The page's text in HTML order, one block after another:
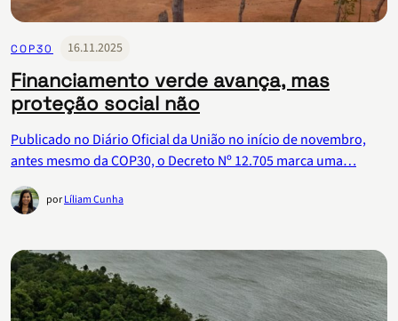
COP30 16.11.2025
Financiamento verde avança, mas
proteção social não
Publicado no Diário Oficial da União no início de novembro,
antes mesmo da COP30, o Decreto Nº 12.705 marca uma…
porLíliam Cunha